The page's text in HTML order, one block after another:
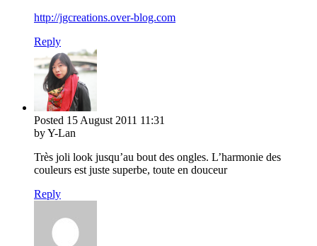
http://jgcreations.over-blog.com
Reply
Posted 15 August 2011 11:31
by Y-Lan
Très joli look jusqu’au bout des ongles. L’harmonie des
couleurs est juste superbe, toute en douceur
Reply